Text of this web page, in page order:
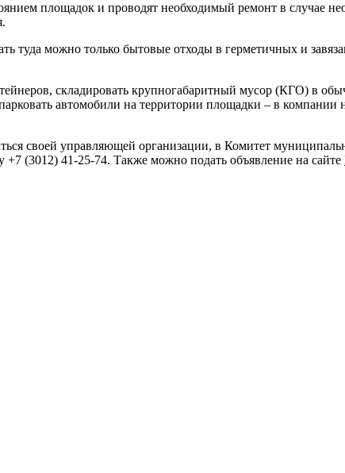
площадок и проводят необходимый ремонт в случае
можно только бытовые отходы в герметичных и
складировать крупногабаритный мусор (КГО) в
автомобили на территории площадки – в компании
своей управляющей организации, в Комитет
(3012) 41-25-74. Также можно подать объявление на сайте